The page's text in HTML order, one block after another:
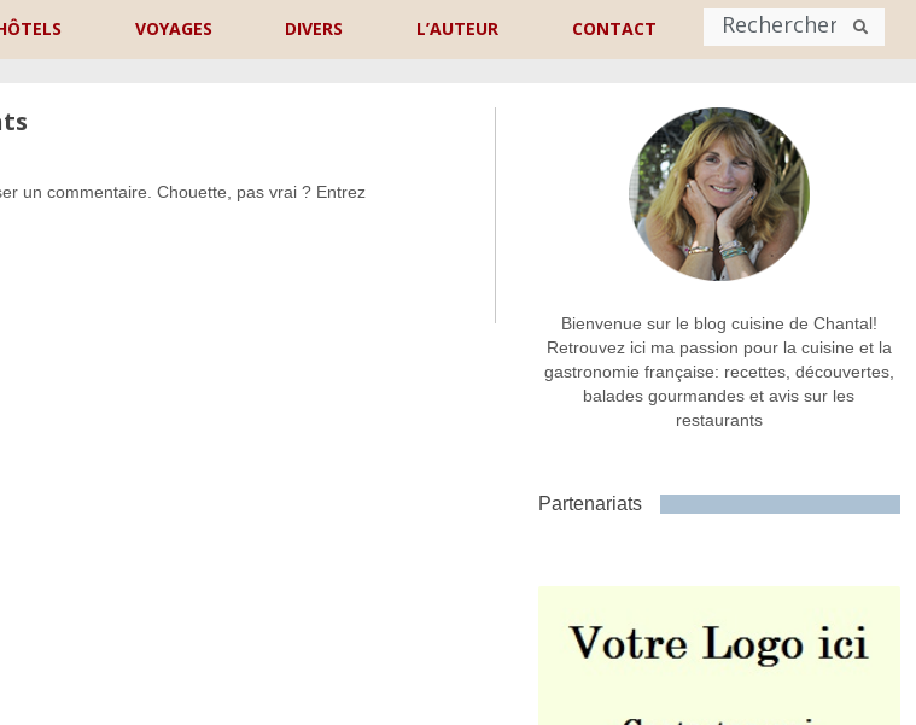
VOYAGES DIVERS L’AUTEUR CONTACT
Nom
Commentaire ou message *
un commentaire. Chouette, pas vrai ? Entrez
Bienvenue sur le blog cuisine de Chantal!
Retrouvez ici ma passion pour la cuisine et la
gastronomie française: recettes, découvertes,
balades gourmandes et avis sur les
restaurants
Partenariats